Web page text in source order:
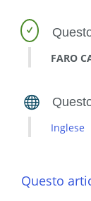
FARO
Inglese
Questo